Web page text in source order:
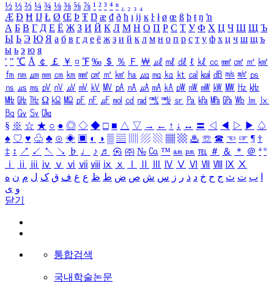
½ ⅓ ⅔ ¼ ¾ ⅛ ⅜ ⅝ ⅞ ¹ ² ³ ⁴ ⁿ ₁ ₂ ₃ ₄
Æ Ð Ħ Ĳ Ł Ø Œ Þ Ŧ Ŋ æ đ ð ħ ı ĳ ĸ ŀ ł ø œ ß þ ŧ ŋ ŉ
А Б В Г Д Е Ё Ж З И Й К Л М Н О П Р С Т У Ф Х Ц Ч Ш Щ Ъ
Ы Ь Э Ю Я а б в г д е ё ж з и й к л м н о п р с т у ф х ц ч ш щ ъ
ы ь э ю я
′ ″ ℃ Å ￠ ￡ ￥ ¤ ℉ ‰ ＄ ％ Ｆ ￦ ㎕ ㎖ ㎗ ℓ ㎘ ㏄ ㎣ ㎤ ㎥ ㎦
㎙ ㎚ ㎛ ㎜ ㎝ ㎞ ㎟ ㎠ ㎡ ㎢ ㏊ ㎍ ㎎ ㎏ ㏏ ㎈ ㎉ ㏈ ㎧ ㎨ ㎰
㎱ ㎲ ㎳ ㎴ ㎵ ㎶ ㎷ ㎸ ㎹ ㎀ ㎁ ㎂ ㎃ ㎄ ㎺ ㎻ ㎽ ㎾ ㎿ ㎐ ㎑
㎒ ㎓ ㎔ Ω ㏀ ㏁ ㎊ ㎋ ㎌ ㏖ ㏅ ㎭ ㎮ ㎯ ㏛ ㎩ ㎪ ㎫ ㎬ ㏝ ㏐
㏓
㏃ ㏉ ㏜ ㏆
§ ※ ☆ ★ ○ ● ◎ ◇ ◆ □ ■ △ ▽ → ← ↑ ↓ ↔ 〓 ◁ ◀ ▷ ▶ ♤
♠ ♡ ♥ ♧ ♣ ⊙ ◈ ▣ ◐ ◑ ▒ ▤ ▨ ▧ ▦ ▩ ♨ ☏ ☎ ☜ ☞ ¶ †
‡ ↕ ↗ ↙ ↖ ↘ ♭ ♩ ♪ ♬ ㉿ ㈜ № ㏇ ™ ㏂ ㏘ ℡ ＃ ＆ ＊ ＠ ª º
ⅰ
ⅱ ⅲ ⅳ ⅴ ⅵ ⅶ ⅷ ⅸ ⅹ Ⅳ Ⅴ Ⅵ Ⅶ Ⅷ Ⅸ Ⅹ
ب ت ث ج ح خ د ذ ر ز س ش ص ض ط ظ ع غ ف ق ک ل م ن ه
و ی
닫기
통합검색
국내학술논문